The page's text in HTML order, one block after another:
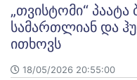
„თვისტომი“ პაატა
სამართლიან და
ითხოვს
18/05/2026 20:55:00